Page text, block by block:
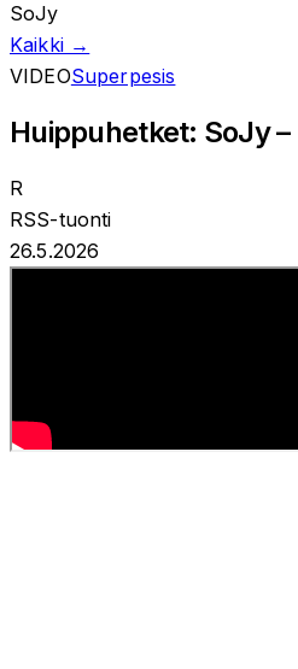
SoJy
Kaikki →
VIDEOSuperpesis
Huippuhetket: SoJy
R
RSS-tuonti
26.5.2026